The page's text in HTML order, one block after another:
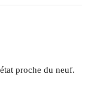
proche du neuf.